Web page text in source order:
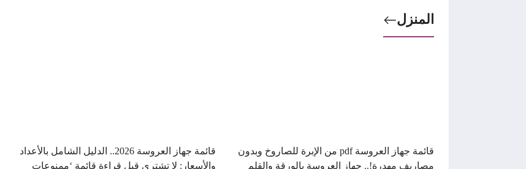
المنزل
قائمة جهاز العروسة pdf من الإبرة للصاروخ وبدون
مصاريف مهدرة!.. جهاز العروسة بالورقة والقلم
قائمة جهاز العروسة 2026.. الدليل الشامل بالأعداد
والأسعار: لا تشتري قبل قراءة قائمة ‘ممنوعات